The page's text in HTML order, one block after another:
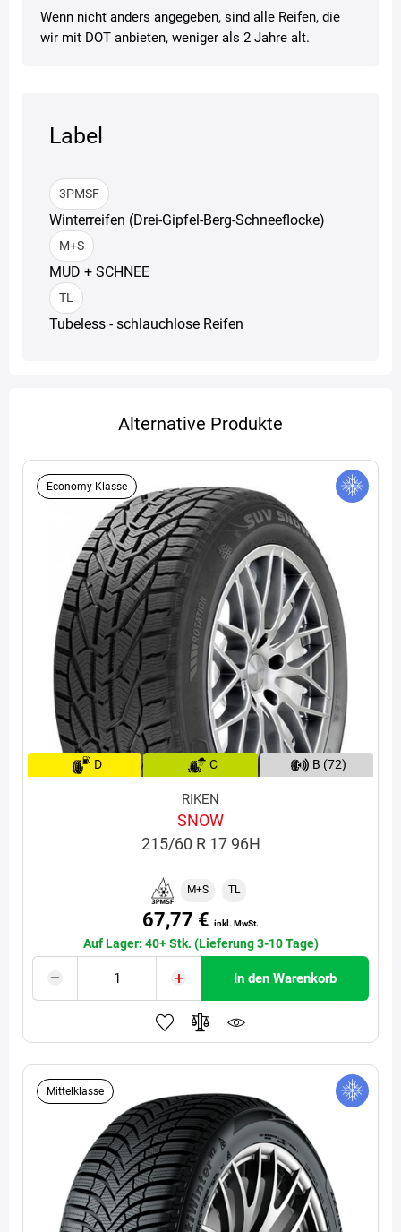
Wenn nicht anders angegeben, sind alle Reifen, die
wir mit DOT anbieten, weniger als 2 Jahre alt.
Label
3PMSF
Winterreifen (Drei-Gipfel-Berg-Schneeflocke)
M+S
MUD + SCHNEE
TL
Tubeless - schlauchlose Reifen
Alternative Produkte
Economy-Klasse
D C B (72)
RIKEN
SNOW
215/60 R 17 96H
M+S TL
67,77 € inkl. MwSt.
Auf Lager: 40+ Stk. (Lieferung 3-10 Tage)
In den Warenkorb
Mittelklasse